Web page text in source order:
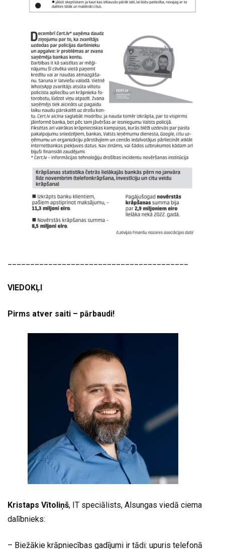
VIEDOKĻI
Pirms atver saiti – pārbaudi!
Kristaps Vītoliņš, IT speciālists, Alsungas viedā ciema
dalībnieks:
– Biežākie krāpniecības gadījumi ir tādi: upuris telefonā